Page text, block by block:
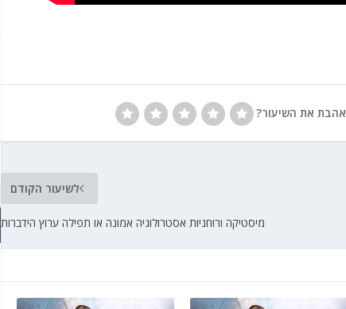
אהבת את השיעור?
לשיעור הקודם
מיסטיקה ורוחניות אסטרולוגיה אמונה או תפילה ערוץ הידברות